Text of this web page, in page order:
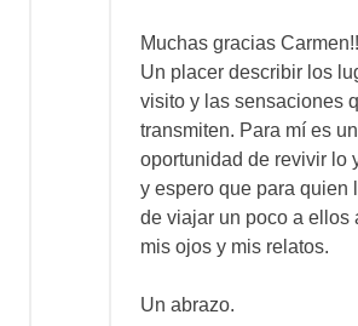
Muchas gracias Carmen!!
Un placer describir los
visito y las sensaciones
transmiten. Para mí es
oportunidad de revivir lo
y espero que para quien
de viajar un poco a ellos
mis ojos y mis relatos.
Un abrazo.